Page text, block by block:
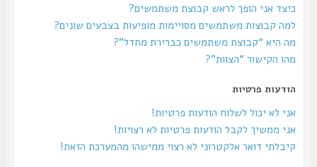
כיצד אני הופך לראש קבוצת משתמשים?
למה קבוצות משתמשים מסויימות מופיעות בצבעים שונים?
מה היא “קבוצת משתמשים כברירת מחדל”?
מהו הקישור “הצוות”?
הודעות פרטיות
אני לא יכול לשלוח הודעות פרטיות!
אני ממשיך לקבל הודעות פרטיות לא רצויות!
קיבלתי דואר אלקטרוני לא רצוי ממישהו מהמערכת הזאת!